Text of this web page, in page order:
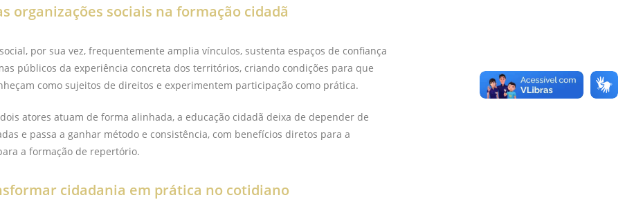
organizações sociais na formação cidadã
por sua vez, frequentemente amplia vínculos, sustenta espaços de confiança
públicos da experiência concreta dos territórios, criando condições para que
como sujeitos de direitos e experimentem participação como prática.
atores atuam de forma alinhada, a educação cidadã deixa de depender de
e passa a ganhar método e consistência, com benefícios diretos para a
a formação de repertório.
cidadania em prática no cotidiano